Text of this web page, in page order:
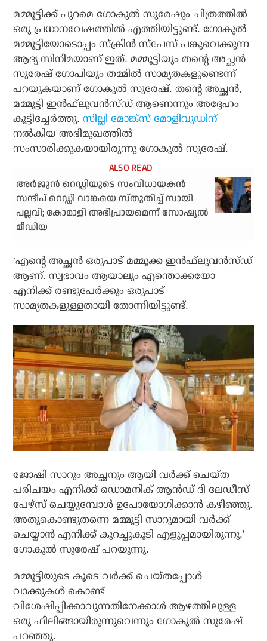
മമ്മൂട്ടിക്ക് പുറമെ ഗോകുല്‍ സുരേഷും ചിത്രത്തില്‍
ഒരു പ്രധാനവേഷത്തില്‍ എത്തിയിട്ടുണ്ട്. ഗോകുല്‍
മമ്മൂട്ടിയോടൊപ്പം സ്‌ക്രീന്‍ സ്പേസ് പങ്കുവെക്കുന്ന
ആദ്യ സിനിമയാണ് ഇത്. മമ്മൂട്ടിയും തന്റെ അച്ഛന്‍
സുരേഷ് ഗോപിയും തമ്മില്‍ സാമ്യതകളുണ്ടെന്ന്
പറയുകയാണ് ഗോകുല്‍ സുരേഷ്. തന്റെ അച്ഛന്‍,
മമ്മൂട്ടി ഇന്‍ഫ്‌ലുവന്‍സ്ഡ് ആണെന്നും അദ്ദേഹം
കൂട്ടിച്ചേര്‍ത്തു.സില്ലി മോങ്ക്‌സ് മോളിവുഡിന്
നല്‍കിയ അഭിമുഖത്തില്‍
സംസാരിക്കുകയായിരുന്നു ഗോകുല്‍ സുരേഷ്.
അര്‍ജുന്‍ റെഡ്ഡിയുടെ സംവിധായകന്‍
സന്ദീപ് റെഡ്ഡി വാങ്കയെ സ്തുതിച്ച് സായി
പല്ലവി; കോമാളി അഭിപ്രായമെന്ന് സോഷ്യല്‍
മീഡിയ
‘എന്റെ അച്ഛന്‍ ഒരുപാട് മമ്മൂക്ക ഇന്‍ഫ്‌ലുവന്‍സ്ഡ്
ആണ്. സ്വഭാവം ആയാലും എന്തൊക്കയോ
എനിക്ക് രണ്ടുപേര്‍ക്കും ഒരുപാട്
സാമ്യതകളുള്ളതായി തോന്നിയിട്ടുണ്ട്.
ജോഷി സാറും അച്ഛനും ആയി വര്‍ക്ക് ചെയ്ത
പരിചയം എനിക്ക് ഡൊമനിക് ആന്‍ഡ് ദി ലേഡീസ്
പേഴ്സ് ചെയ്യുമ്പോള്‍ ഉപോയോഗിക്കാന്‍ കഴിഞ്ഞു.
അതുകൊണ്ടുതന്നെ മമ്മൂട്ടി സാറുമായി വര്‍ക്ക്
ചെയ്യാന്‍ എനിക്ക് കുറച്ചുകൂടി എളുപ്പമായിരുന്നു,’
ഗോകുല്‍ സുരേഷ് പറയുന്നു.
മമ്മൂട്ടിയുടെ കൂടെ വര്‍ക്ക് ചെയ്തപ്പോള്‍
വാക്കുകള്‍ കൊണ്ട്
വിശേഷിപ്പിക്കാവുന്നതിനേക്കാള്‍ ആഴത്തിലുള്ള
ഒരു ഫീലിങ്ങായിരുന്നുവെന്നും ഗോകുല്‍ സുരേഷ്
പറഞ്ഞു.